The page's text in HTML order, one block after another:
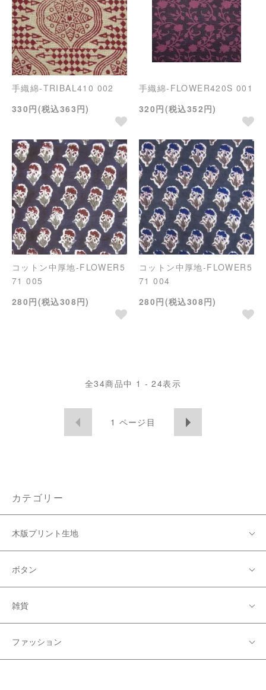
手織綿-TRIBAL410 002
330円(税込363円)
手織綿-FLOWER420S 001
320円(税込352円)
コットン中厚地-FLOWER5
71 005
280円(税込308円)
コットン中厚地-FLOWER5
71 004
280円(税込308円)
全34商品中 1 - 24表示
1 ページ目
カテゴリー
木版プリント生地
ボタン
雑貨
ファッション